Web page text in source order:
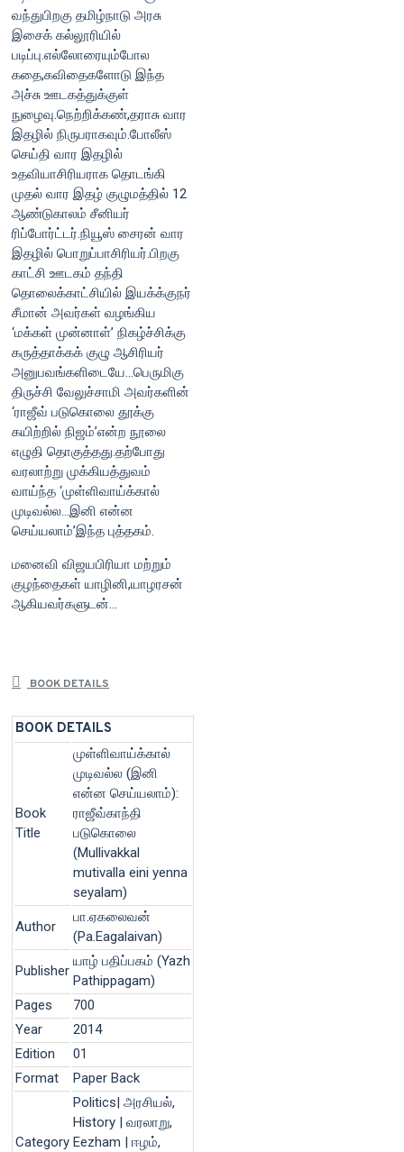
வந்துபிறகு தமிழ்நாடு அரசு
இசைக் கல்லூரியில்
படிப்பு.எல்லோரையும்போல
கதை,கவிதைகளோடு இந்த
அச்சு ஊடகத்துக்குள்
நுழைவு.நெற்றிக்கண்,தராசு வார
இதழில் நிருபராகவும்.போலீஸ்
செய்தி வார இதழில்
உதவியாசிரியராக தொடங்கி
முதல் வார இதழ் குழுமத்தில் 12
ஆண்டுகாலம் சீனியர்
ரிப்போர்ட்டர்.நியூஸ் சைரன் வார
இதழில் பொறுப்பாசிரியர்.பிறகு
காட்சி ஊடகம் தந்தி
தொலைக்காட்சியில் இயக்க்குநர்
சீமான் அவர்கள் வழங்கிய
‘மக்கள் முன்னாள்’ நிகழ்ச்சிக்கு
கருத்தாக்கக் குழு ஆசிரியர்
அனுபவங்களிடையே...பெருமிகு
திருச்சி வேலுச்சாமி அவர்களின்
‘ராஜீவ் படுகொலை தூக்கு
கயிற்றில் நிஜம்’என்ற நூலை
எழுதி தொகுத்தது.தற்போது
வரலாற்று முக்கியத்துவம்
வாய்ந்த ‘முள்ளிவாய்க்கால்
முடிவல்ல...இனி என்ன
செய்யலாம்’இந்த புத்தகம்.
மனைவி விஜயபிரியா மற்றும்
குழந்தைகள் யாழினி,யாழரசன்
ஆகியவர்களுடன்...
BOOK DETAILS
BOOK DETAILS
Book
Title
முள்ளிவாய்க்கால்
முடிவல்ல (இனி
என்ன செய்யலாம்):
ராஜீவ்காந்தி
படுகொலை
(Mullivakkal
mutivalla eini yenna
seyalam)
Author
பா.ஏகலைவன்
(Pa.Eagalaivan)
Publisher
யாழ் பதிப்பகம் (Yazh
Pathippagam)
Pages
700
Year
2014
Edition
01
Format
Paper Back
Category
Politics| அரசியல்,
History | வரலாறு,
Eezham | ஈழம்,